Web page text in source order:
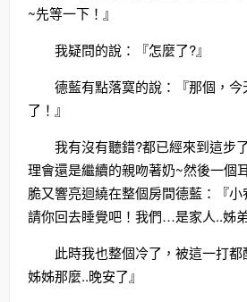
~先等一下！』
我疑問的說：『怎麼了?』
德藍有點落寞的說：『那個，
了！』
我有沒有聽錯?都已經來到這步
理會還是繼續的親吻著奶~然後一個
脆又響亮迴繞在整個房間德藍：『
請你回去睡覺吧！我們…是家人..姊
此時我也整個冷了，被這一打
姊姊那麼..晚安了』